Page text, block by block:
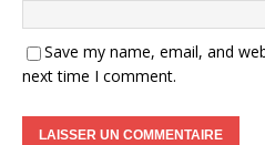
Save my name, email, and
next time I comment.